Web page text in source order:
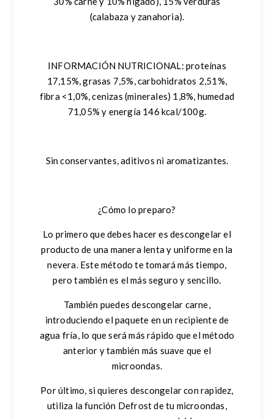
(calabaza y zanahoria).
INFORMACIÓN NUTRICIONAL:proteínas
17,15%, grasas 7,5%, carbohidratos 2,51%,
fibra <1,0%, cenizas (minerales) 1,8%, humedad
71,05% y energía 146 kcal/100g.
Sin conservantes, aditivos ni aromatizantes.
¿Cómo lo preparo?
Lo primero que debes hacer es descongelar el
producto de una manera lenta y uniforme en la
nevera. Este método te tomará más tiempo,
pero también es el más seguro y sencillo.
También puedes descongelar carne,
introduciendo el paquete en un recipiente de
agua fría, lo que será más rápido que el método
anterior y también más suave que el
microondas.
Por último, si quieres descongelar con rapidez,
utiliza la función Defrost de tu microondas,